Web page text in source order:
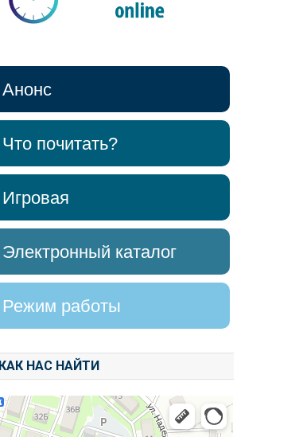
Анонс
Что почитать?
Игровая
Электронный каталог
Режим работы
КАК НАС НАЙТИ